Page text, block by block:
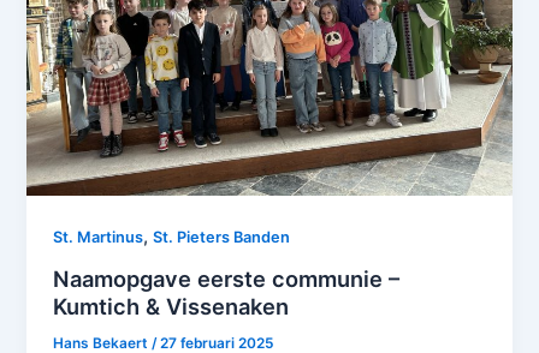
St. Martinus,St. Pieters Banden
Naamopgave eerste communie –
Kumtich & Vissenaken
Hans Bekaert/27 februari 2025